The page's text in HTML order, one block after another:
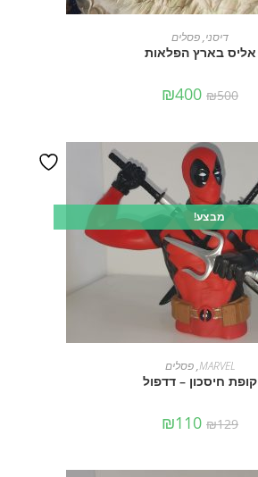
מידע נוסף
דיסני,פסלים
אליס בארץ הפלאות
₪500
₪400
מבצע!
הוספה לסל
MARVEL
,פסלים
קופת חיסכון – דדפול
₪129
₪110